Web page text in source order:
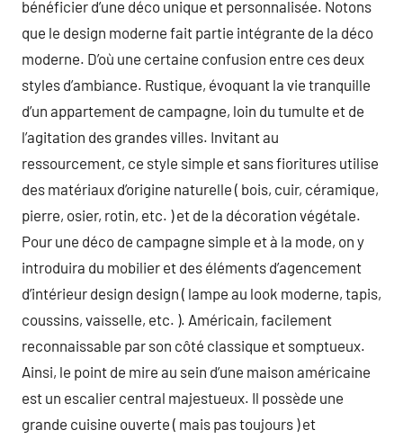
bénéficier d’une déco unique et personnalisée. Notons
que le design moderne fait partie intégrante de la déco
moderne. D’où une certaine confusion entre ces deux
styles d’ambiance. Rustique, évoquant la vie tranquille
d’un appartement de campagne, loin du tumulte et de
l’agitation des grandes villes. Invitant au
ressourcement, ce style simple et sans fioritures utilise
des matériaux d’origine naturelle ( bois, cuir, céramique,
pierre, osier, rotin, etc. ) et de la décoration végétale.
Pour une déco de campagne simple et à la mode, on y
introduira du mobilier et des éléments d’agencement
d’intérieur design design ( lampe au look moderne, tapis,
coussins, vaisselle, etc. ). Américain, facilement
reconnaissable par son côté classique et somptueux.
Ainsi, le point de mire au sein d’une maison américaine
est un escalier central majestueux. Il possède une
grande cuisine ouverte ( mais pas toujours ) et